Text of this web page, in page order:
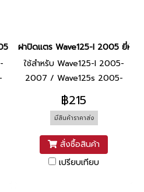
ยี่ห้อ SCT [R340 แดงบรอนซ์]
ฝาปิดแตร Wave125-I 2005 ยี่ห้อ
ใช้สำหรับ Wave125-I 2005-
2007 / Wave125s 2005-
2007
฿215
มีสินค้าราคาส่ง
สั่งซื้อสินค้า
เปรียบเทียบ